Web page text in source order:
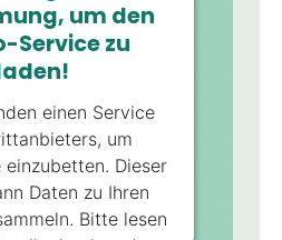
um den
Service zu
einen Service
um
Dieser
Daten zu Ihren
Bitte lesen